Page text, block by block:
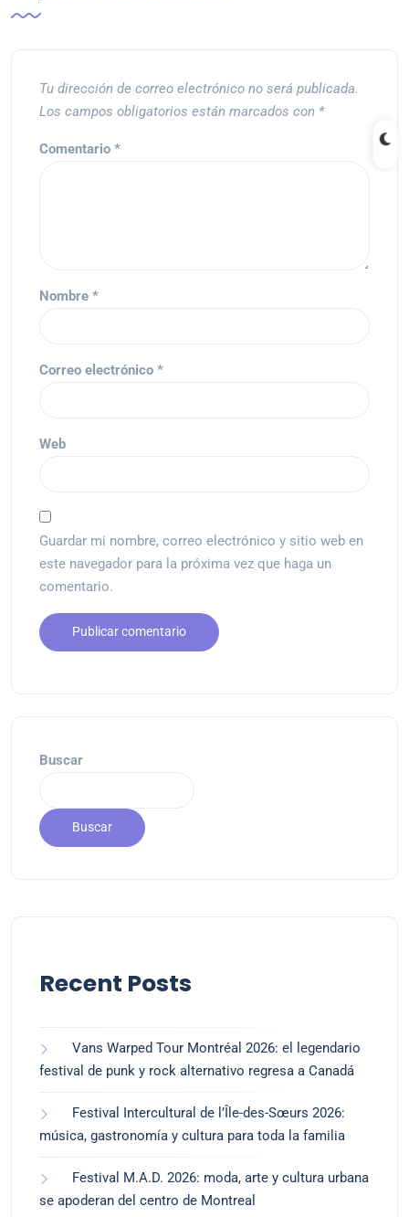
Tu dirección de correo electrónico no será publicada.
Los campos obligatorios están marcados con *
Comentario *
Nombre *
Correo electrónico *
Web
Guardar mi nombre, correo electrónico y sitio web en
este navegador para la próxima vez que haga un
comentario.
Buscar
Buscar
Recent Posts
Vans Warped Tour Montréal 2026: el legendario
festival de punk y rock alternativo regresa a Canadá
Festival Intercultural de l’Île-des-Sœurs 2026:
música, gastronomía y cultura para toda la familia
Festival M.A.D. 2026: moda, arte y cultura urbana
se apoderan del centro de Montreal